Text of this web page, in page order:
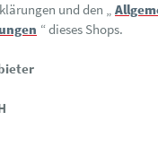
und den „
“ dieses Shops.